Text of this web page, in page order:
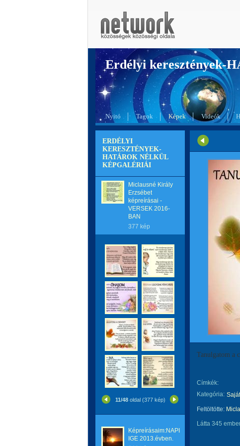
Erdélyi keresztények-
Nyitó Tagok Képek Videók
ERDÉLYI
KERESZTÉNYEK-
HATÁROK NÉLKÜL
KÉPGALÉRIÁI
Miclausné Király
Erzsébet
képreírásai -
VERSEK 2016-
BAN
377 kép
11/48oldal (377 kép)
Képreírásaim:NAPI
IGE 2013.évben.
Tanulgatom a
Címkék:
Kategória: Saját
Feltöltötte:
Látta 345